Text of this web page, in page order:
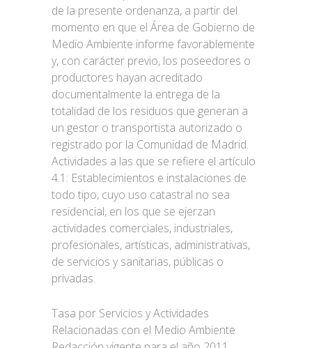
de la presente ordenanza, a partir del
momento en que el Área de Gobierno de
Medio Ambiente informe favorablemente
y, con carácter previo, los poseedores o
productores hayan acreditado
documentalmente la entrega de la
totalidad de los residuos que generan a
un gestor o transportista autorizado o
registrado por la Comunidad de Madrid.
Actividades a las que se refiere el artículo
4.1: Establecimientos e instalaciones de
todo tipo, cuyo uso catastral no sea
residencial, en los que se ejerzan
actividades comerciales, industriales,
profesionales, artísticas, administrativas,
de servicios y sanitarias, públicas o
privadas.
Tasa por Servicios y Actividades
Relacionadas con el Medio Ambiente